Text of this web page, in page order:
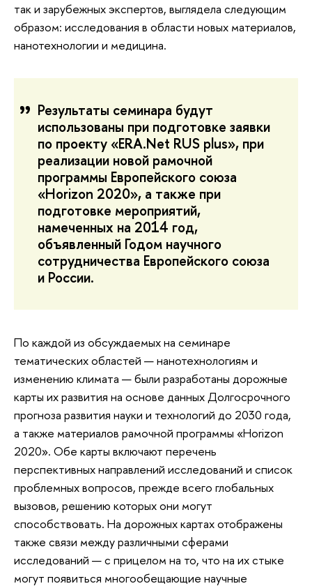
так и зарубежных экспертов, выглядела следующим
образом: исследования в области новых материалов,
нанотехнологии и медицина.
Результаты семинара будут
использованы при подготовке заявки
по проекту «ERA.Net RUS plus», при
реализации новой рамочной
программы Европейского союза
«Horizon 2020», а также при
подготовке мероприятий,
намеченных на 2014 год,
объявленный Годом научного
сотрудничества Европейского союза
и России.
По каждой из обсуждаемых на семинаре
тематических областей — нанотехнологиям и
изменению климата — были разработаны дорожные
карты их развития на основе данных Долгосрочного
прогноза развития науки и технологий до 2030 года,
а также материалов рамочной программы «Horizon
2020». Обе карты включают перечень
перспективных направлений исследований и список
проблемных вопросов, прежде всего глобальных
вызовов, решению которых они могут
способствовать. На дорожных картах отображены
также связи между различными сферами
исследований — с прицелом на то, что на их стыке
могут появиться многообещающие научные